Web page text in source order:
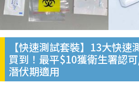
【快速測試套裝】13大快
買到！最平$10獲衛生署認
潛伏期適用